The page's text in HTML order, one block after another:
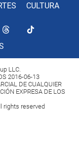
CULTURA
LLC.
2016-06-13
DE CUALQUIER
EXPRESA DE LOS
rights reserved